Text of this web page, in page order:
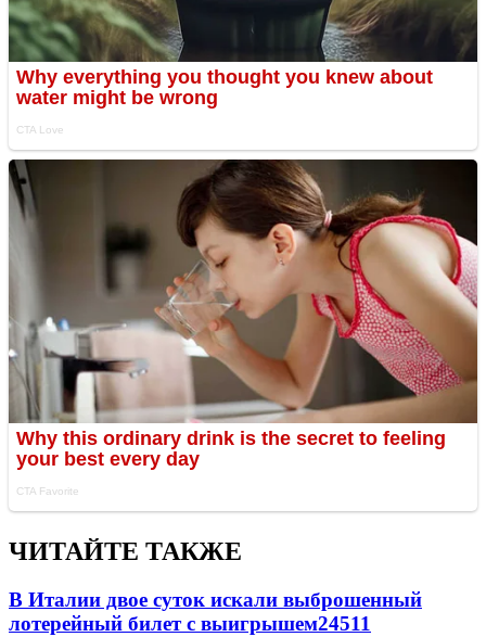
ЧИТАЙТЕ ТАКЖЕ
В Италии двое суток искали выброшенный
лотерейный билет с выигрышем24511